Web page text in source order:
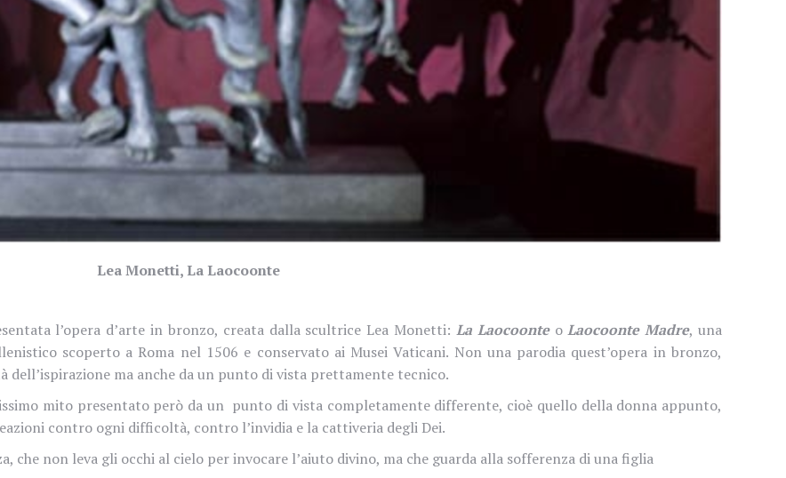
Lea Monetti, La Laocoonte
l’opera d’arte in bronzo, creata dalla scultrice Lea Monetti: La LaocoonteoLaocoonte Madre, una
scoperto a Roma nel 1506 e conservato ai Musei Vaticani. Non una parodia quest’opera in bronzo,
ma anche da un punto di vista prettamente tecnico.
mito presentato però da un punto di vista completamente differente, cioè quello della donna appunto,
contro ogni difficoltà, contro l’invidia e la cattiveria degli Dei.
non leva gli occhi al cielo per invocare l’aiuto divino, ma che guarda alla sofferenza di una figlia